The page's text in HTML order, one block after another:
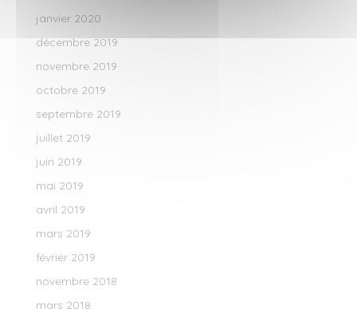
janvier 2020
décembre 2019
novembre 2019
octobre 2019
septembre 2019
juillet 2019
juin 2019
mai 2019
avril 2019
mars 2019
février 2019
novembre 2018
mars 2018